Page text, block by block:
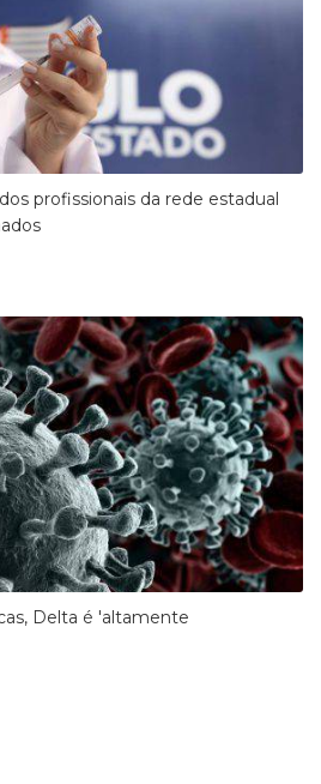
profissionais da rede estadual
Delta é 'altamente